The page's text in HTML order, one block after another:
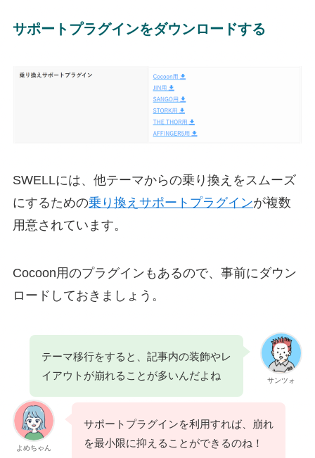
サポートプラグインをダウンロードする
SWELLには、他テーマからの乗り換えをスムーズ
にするための乗り換えサポートプラグインが複数
用意されています。
Cocoon用のプラグインもあるので、事前にダウン
ロードしておきましょう。
サンツォ
テーマ移行をすると、記事内の装飾やレ
イアウトが崩れることが多いんだよね
よめちゃん
サポートプラグインを利用すれば、崩れ
を最小限に抑えることができるのね！